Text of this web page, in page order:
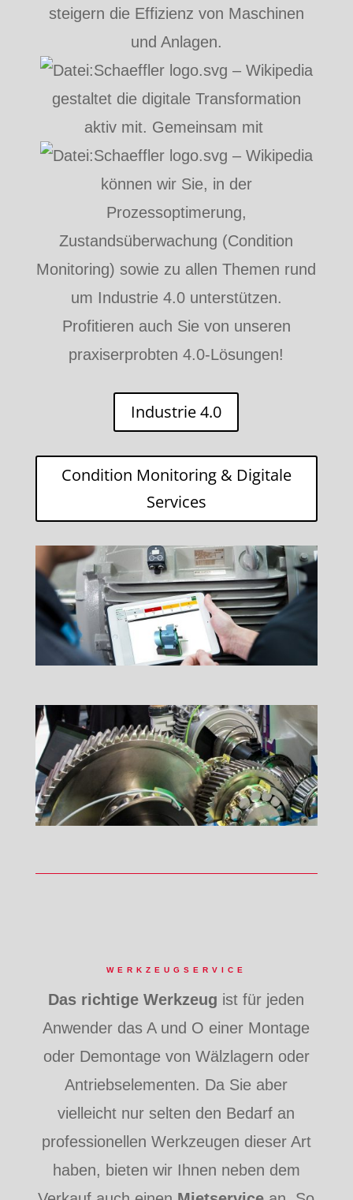
steigern die Effizienz von Maschinen
und Anlagen.
gestaltet die digitale Transformation
aktiv mit. Gemeinsam mit
können wir Sie, in der
Prozessoptimerung,
Zustandsüberwachung (Condition
Monitoring) sowie zu allen Themen rund
um Industrie 4.0 unterstützen.
Profitieren auch Sie von unseren
praxiserprobten 4.0-Lösungen!
Industrie 4.0
Condition Monitoring & Digitale
Services
WERKZEUGSERVICE
Das richtige Werkzeug ist für jeden
Anwender das A und O einer Montage
oder Demontage von Wälzlagern oder
Antriebselementen. Da Sie aber
vielleicht nur selten den Bedarf an
professionellen Werkzeugen dieser Art
haben, bieten wir Ihnen neben dem